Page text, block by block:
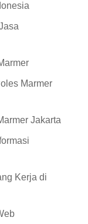
Marmer
Jakarta
Kerja di